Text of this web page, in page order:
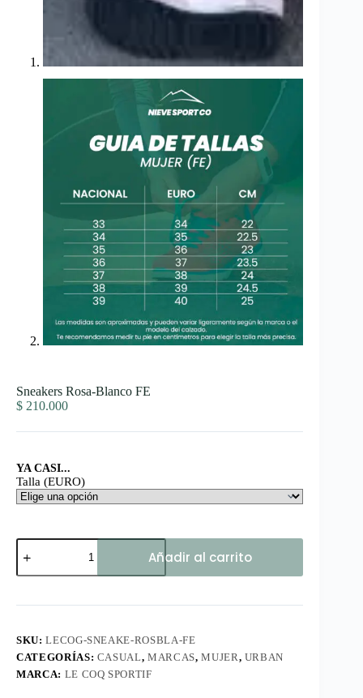
Sneakers Rosa-Blanco FE
$ 210.000
YA CASI...
Talla (EURO)
Sneakers
Rosa-
Blanco
Añadir al carrito
SKU:LECOG-SNEAKE-ROSBLA-FE
CATEGORÍAS: CASUAL,MARCAS,MUJER, URBAN
MARCA: LE COQ SPORTIF